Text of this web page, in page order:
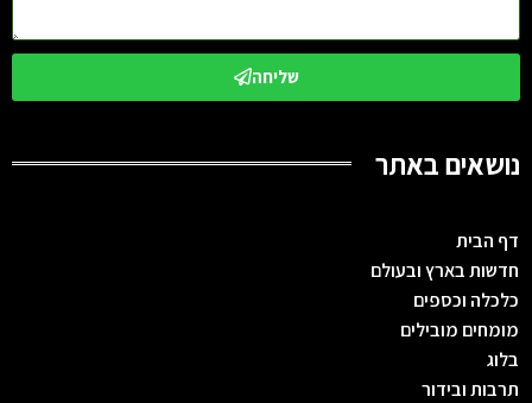
שליחה
נושאים באתר
דף הבית
חדשות בארץ ובעולם
כלכלה וכספים
מומחים מובילים
בלוג
תרבות ובידור